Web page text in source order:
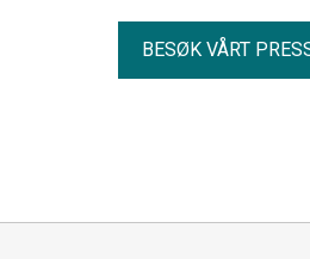
BESØK VÅRT